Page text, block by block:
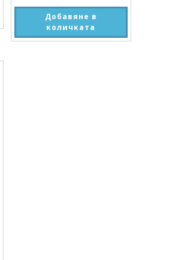
Добавяне в
количката